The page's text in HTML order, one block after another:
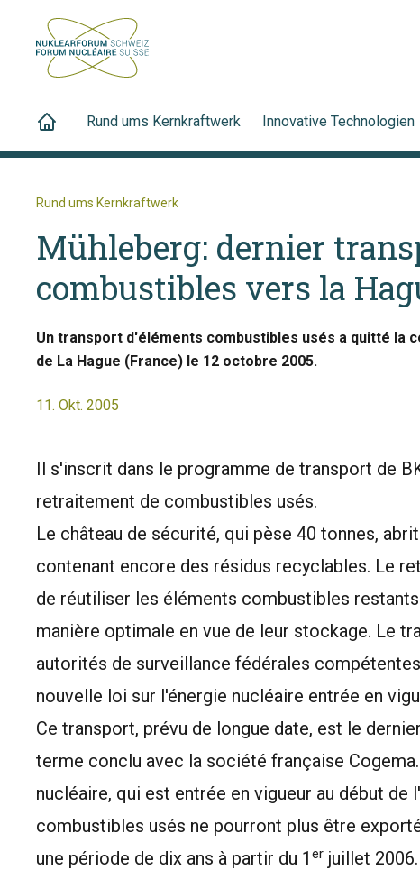
Rund ums Kernkraftwerk Innovative Technologien
Rund ums Kernkraftwerk
Mühleberg: dernier
combustibles vers la
Un transport d'éléments combustibles usés a quitté la
de La Hague (France) le 12 octobre 2005.
11. Okt. 2005
Il s'inscrit dans le programme de transport de
retraitement de combustibles usés.
Le château de sécurité, qui pèse 40 tonnes,
contenant encore des résidus recyclables. Le
de réutiliser les éléments combustibles
manière optimale en vue de leur stockage. Le
autorités de surveillance fédérales
nouvelle loi sur l'énergie nucléaire entrée en
Ce transport, prévu de longue date, est le
terme conclu avec la société française
nucléaire, qui est entrée en vigueur au début de
combustibles usés ne pourront plus être
une période de dix ans à partir du 1 er juillet